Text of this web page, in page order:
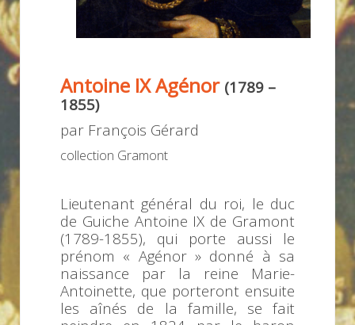
Antoine IX Agénor (1789 –
1855)
par François Gérard
collection Gramont
Lieutenant général du roi, le duc
de Guiche Antoine IX de Gramont
(1789-1855), qui porte aussi le
prénom « Agénor » donné à sa
naissance par la reine Marie-
Antoinette, que porteront ensuite
les aînés de la famille, se fait